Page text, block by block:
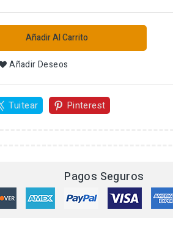
Añadir Al Carrito
Añadir Deseos
Tuitear Pinterest
Pagos Seguros